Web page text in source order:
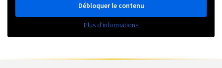
Débloquer le contenu
Plus d’informations